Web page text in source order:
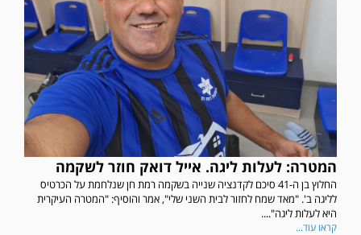
המטרה: לעלות ליגה. אייל דואק חוזר לשקמה
החלוץ בן ה-41 סיכם לקדנציה שנייה בשקמה רמת חן שנלחמת על הכרטיס
לליגה ב'. "מאד שמח לחזור לבית השני שלי", אמר והוסיף: "המטרה העיקרית
היא לעלות ליגה"....
קראו עוד...